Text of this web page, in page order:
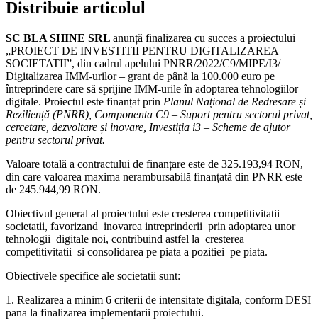
Distribuie articolul
SC BLA SHINE SRL anunță finalizarea cu succes a proiectului
„PROIECT DE INVESTITII PENTRU DIGITALIZAREA
SOCIETATII”, din cadrul apelului PNRR/2022/C9/MIPE/I3/
Digitalizarea IMM-urilor – grant de până la 100.000 euro pe
întreprindere care să sprijine IMM-urile în adoptarea tehnologiilor
digitale. Proiectul este finanțat prin Planul Național de Redresare și
Reziliență (PNRR), Componenta C9 – Suport pentru sectorul privat,
cercetare, dezvoltare și inovare, Investiția i3 – Scheme de ajutor
pentru sectorul privat.
Valoare totală a contractului de finanțare este de 325.193,94 RON,
din care valoarea maxima nerambursabilă finanțată din PNRR este
de 245.944,99 RON.
Obiectivul general al proiectului este cresterea competitivitatii
societatii, favorizand inovarea intreprinderii prin adoptarea unor
tehnologii digitale noi, contribuind astfel la cresterea
competitivitatii si consolidarea pe piata a pozitiei pe piata.
Obiectivele specifice ale societatii sunt:
1. Realizarea a minim 6 criterii de intensitate digitala, conform DESI
pana la finalizarea implementarii proiectului.